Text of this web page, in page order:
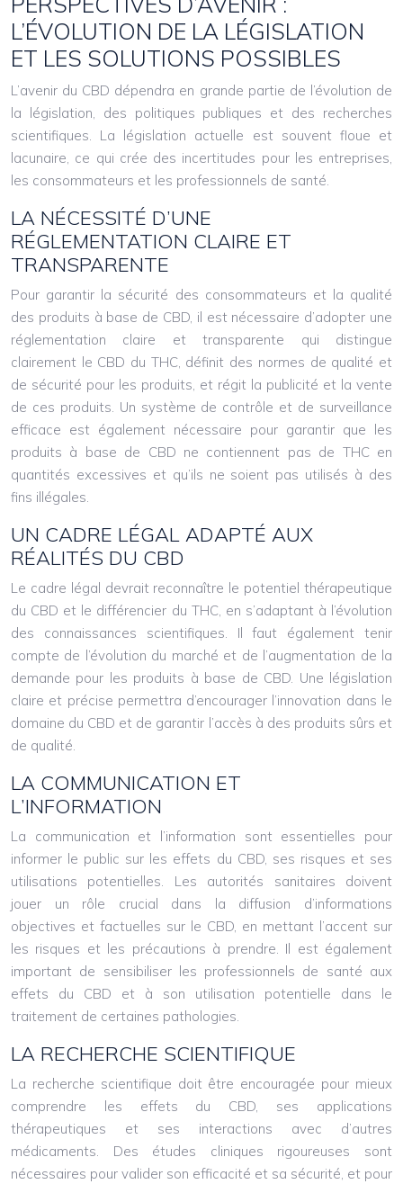
L’ÉVOLUTION DE LA LÉGISLATION
ET LES SOLUTIONS POSSIBLES
L’avenir du CBD dépendra en grande partie de l’évolution de
la législation, des politiques publiques et des recherches
scientifiques. La législation actuelle est souvent floue et
lacunaire, ce qui crée des incertitudes pour les entreprises,
les consommateurs et les professionnels de santé.
LA NÉCESSITÉ D’UNE
RÉGLEMENTATION CLAIRE ET
TRANSPARENTE
Pour garantir la sécurité des consommateurs et la qualité
des produits à base de CBD, il est nécessaire d’adopter une
réglementation claire et transparente qui distingue
clairement le CBD du THC, définit des normes de qualité et
de sécurité pour les produits, et régit la publicité et la vente
de ces produits. Un système de contrôle et de surveillance
efficace est également nécessaire pour garantir que les
produits à base de CBD ne contiennent pas de THC en
quantités excessives et qu’ils ne soient pas utilisés à des
fins illégales.
UN CADRE LÉGAL ADAPTÉ AUX
RÉALITÉS DU CBD
Le cadre légal devrait reconnaître le potentiel thérapeutique
du CBD et le différencier du THC, en s’adaptant à l’évolution
des connaissances scientifiques. Il faut également tenir
compte de l’évolution du marché et de l’augmentation de la
demande pour les produits à base de CBD. Une législation
claire et précise permettra d’encourager l’innovation dans le
domaine du CBD et de garantir l’accès à des produits sûrs et
de qualité.
LA COMMUNICATION ET
L’INFORMATION
La communication et l’information sont essentielles pour
informer le public sur les effets du CBD, ses risques et ses
utilisations potentielles. Les autorités sanitaires doivent
jouer un rôle crucial dans la diffusion d’informations
objectives et factuelles sur le CBD, en mettant l’accent sur
les risques et les précautions à prendre. Il est également
important de sensibiliser les professionnels de santé aux
effets du CBD et à son utilisation potentielle dans le
traitement de certaines pathologies.
LA RECHERCHE SCIENTIFIQUE
La recherche scientifique doit être encouragée pour mieux
comprendre les effets du CBD, ses applications
thérapeutiques et ses interactions avec d’autres
médicaments. Des études cliniques rigoureuses sont
nécessaires pour valider son efficacité et sa sécurité, et pour